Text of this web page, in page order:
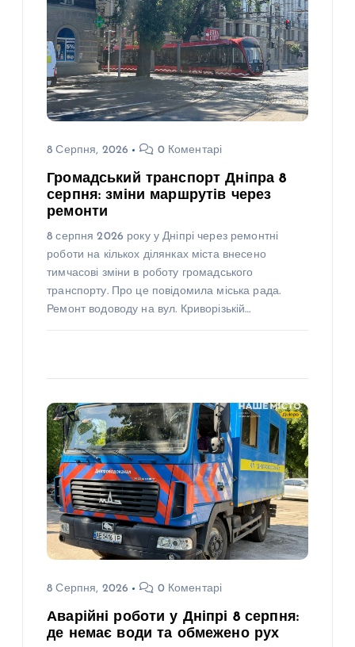
8 Серпня, 2026 0 Коментарі
Громадський транспорт Дніпра 8
серпня: зміни маршрутів через
ремонти
8 серпня 2026 року у Дніпрі через ремонтні
роботи на кількох ділянках міста внесено
тимчасові зміни в роботу громадського
транспорту. Про це повідомила міська рада.
Ремонт водоводу на вул. Криворізькій…
8 Серпня, 2026 0 Коментарі
Аварійні роботи у Дніпрі 8 серпня:
де немає води та обмежено рух